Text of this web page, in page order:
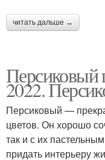
читать дальше →
Персиковый
2022.
Персиковый —
цветов. Он хорошо
так и с их
придать интерьеру